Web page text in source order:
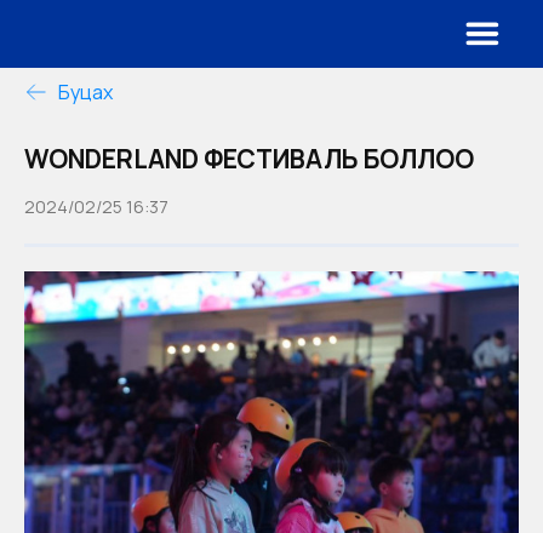
Буцах
WONDERLAND ФЕСТИВАЛЬ БОЛЛОО
2024/02/25 16:37